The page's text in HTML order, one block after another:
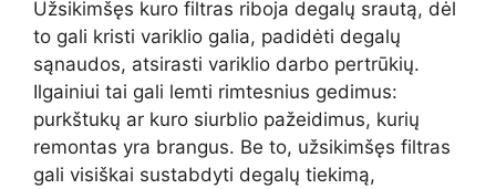
Užsikimšęs kuro filtras riboja degalų srautą, dėl
to gali kristi variklio galia, padidėti degalų
sąnaudos, atsirasti variklio darbo pertrūkių.
Ilgainiui tai gali lemti rimtesnius gedimus:
purkštukų ar kuro siurblio pažeidimus, kurių
remontas yra brangus. Be to, užsikimšęs filtras
gali visiškai sustabdyti degalų tiekimą,